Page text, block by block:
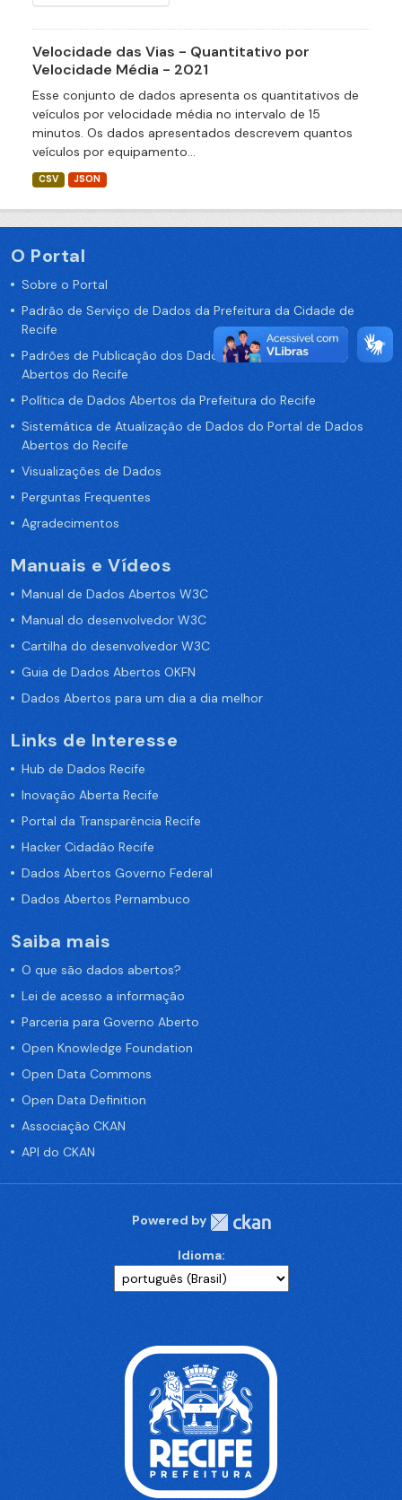
Velocidade das Vias - Quantitativo por
Velocidade Média - 2021
Esse conjunto de dados apresenta os quantitativos de
veículos por velocidade média no intervalo de 15
minutos. Os dados apresentados descrevem quantos
veículos por equipamento...
CSV JSON
O Portal
Sobre o Portal
Padrão de Serviço de Dados da Prefeitura da Cidade de
Recife
Padrões de Publicação dos Dados no Portal de Dados
Abertos do Recife
Política de Dados Abertos da Prefeitura do Recife
Sistemática de Atualização de Dados do Portal de Dados
Abertos do Recife
Visualizações de Dados
Perguntas Frequentes
Agradecimentos
Manuais e Vídeos
Manual de Dados Abertos W3C
Manual do desenvolvedor W3C
Cartilha do desenvolvedor W3C
Guia de Dados Abertos OKFN
Dados Abertos para um dia a dia melhor
Links de Interesse
Hub de Dados Recife
Inovação Aberta Recife
Portal da Transparência Recife
Hacker Cidadão Recife
Dados Abertos Governo Federal
Dados Abertos Pernambuco
Saiba mais
O que são dados abertos?
Lei de acesso a informação
Parceria para Governo Aberto
Open Knowledge Foundation
Open Data Commons
Open Data Definition
Associação CKAN
API do CKAN
Powered by
Idioma